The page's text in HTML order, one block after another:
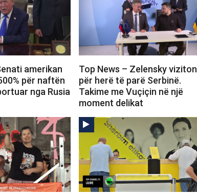
amerikan
për naftën
nga Rusia
Top News – Zelensky viziton
për herë të parë Serbinë.
Takime me Vuçiçin në një
moment delikat